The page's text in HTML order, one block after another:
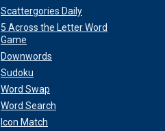
Scattergories Daily
5 Across the Letter Word
Game
Downwords
Sudoku
Word Swap
Word Search
Icon Match